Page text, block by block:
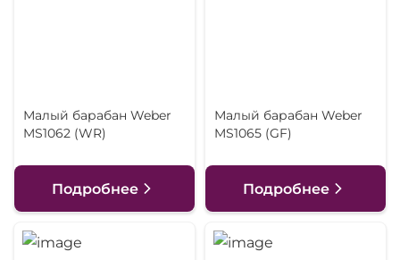
Малый барабан Weber
MS1062 (WR)
Подробнее
Малый барабан Weber
MS1065 (GF)
Подробнее